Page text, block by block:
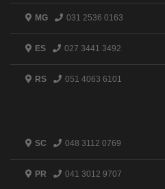
MG 031 2536 0163
ES 027 3441 3492
RS 051 4063 6101
SC 048 3112 0769
PR 041 3012 9707